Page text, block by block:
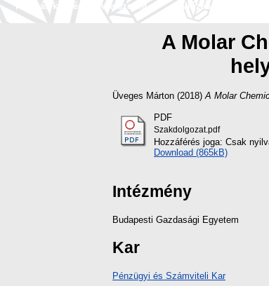
Tallózás képzés szintje szerint
Tallózás kulcsszó
A Molar
Üveges Márton (2018) A Molar
PDF
Szakdolgozat.pdf
Hozzáférés joga: Csak
Download (865kB)
Intézmény
Budapesti Gazdasági Egyetem
Kar
Pénzügyi és Számviteli Kar